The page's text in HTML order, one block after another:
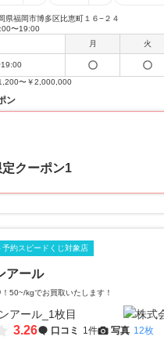
県福岡市博多区比恵町１６−２４
〜19:00
月
火
〜￥2,000,000
ン
クーポン1
予約スピードくじ対象店
アール
50~/kgでお買取いたします！
3.26 口コミ 1件 写真 12枚